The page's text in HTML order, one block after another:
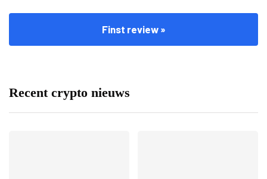
Finst review »
Recent crypto nieuws